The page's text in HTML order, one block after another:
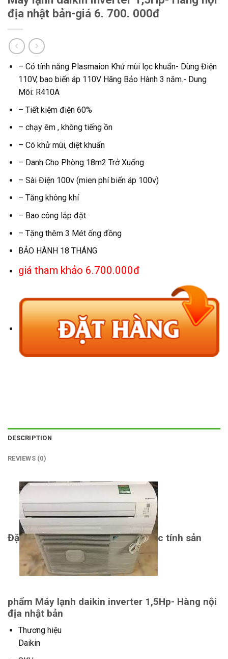
địa nhật bản-giá 6. 700. 000đ
– Có tính năng Plasmaion Khử mùi lọc khuẩn- Dùng Điện
110V, bao biến áp 110V Hãng Bảo Hành 3 năm.- Dung
Môi: R410A
– Tiết kiệm điện 60%
– chạy êm , không tiếng ồn
– Có khử mùi, diệt khuẩn
– Danh Cho Phòng 18m2 Trở Xuống
– Sài Điện 100v (mien phí biến áp 100v)
– Tăng không khí
– Bao công lắp đặt
– Tặng thêm 3 Mét ống đồng
BẢO HÀNH 18 THÁNG
giá tham khảo 6.700.000đ
DESCRIPTION
REVIEWS (0)
Đặ c tính sản
phẩm Máy lạnh daikin inverter 1,5Hp- Hàng nội
địa nhật bản
Thương hiệu
Daikin